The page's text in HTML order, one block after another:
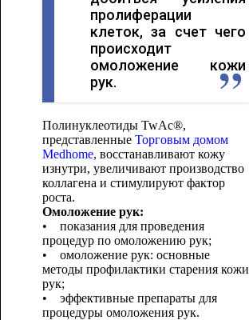
пролиферации
клеток, за счет чего
происходит
омоложение кожи
рук.
Полинуклеотиды TwAc®,
представленные Торговым домом
Medhome, восстанавливают кожу
изнутри, увеличивают производство
коллагена и стимулируют фактор
роста.
Омоложение рук:
• показания для проведения
процедур по омоложению рук;
• омоложение рук: основные
методы профилактики старения кожи
рук;
• эффективные препараты для
процедуры омоложения рук.